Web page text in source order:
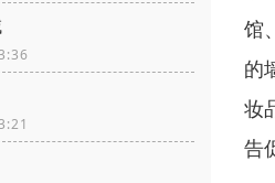
馆
的
妆
告